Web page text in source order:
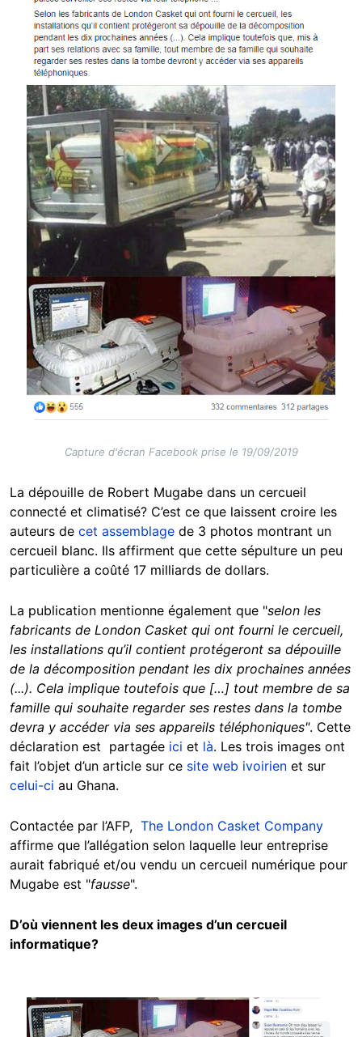
Capture d'écran Facebook prise le 19/09/2019
La dépouille de Robert Mugabe dans un cercueil
connecté et climatisé? C’est ce que laissent croire les
auteurs de cet assemblage de 3 photos montrant un
cercueil blanc. Ils affirment que cette sépulture un peu
particulière a coûté 17 milliards de dollars.
La publication mentionne également que "selon les
fabricants de London Casket qui ont fourni le cercueil,
les installations qu’il contient protégeront sa dépouille
de la décomposition pendant les dix prochaines années
(...). Cela implique toutefois que […] tout membre de sa
famille qui souhaite regarder ses restes dans la tombe
devra y accéder via ses appareils téléphoniques". Cette
déclaration est partagée ici et là. Les trois images ont
fait l’objet d’un article sur ce site web ivoirien et sur
celui-ci au Ghana.
Contactée par l’AFP, The London Casket Company
affirme que l’allégation selon laquelle leur entreprise
aurait fabriqué et/ou vendu un cercueil numérique pour
Mugabe est "fausse".
D’où viennent les deux images d’un cercueil
informatique?
Image